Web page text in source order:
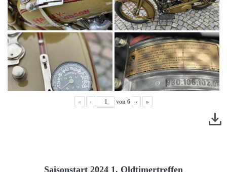
« ‹ von 6 › »
Saisonstart 2024 1. Oldtimertreffen